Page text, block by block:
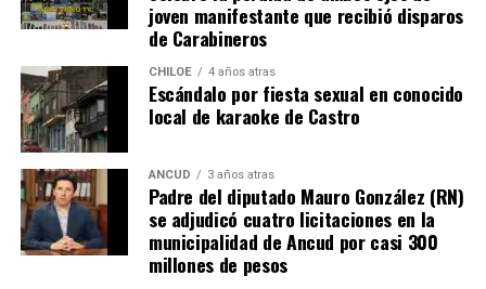
Voces al unísono se escuchan y se repiten en redes
sociales, el pedido de donar ese excedente al Dante Jara
resuena desde todo Chiloé, cuna del apoyo recibido por
parte de Camila Gómez, hasta nuestro lejano norte. Es
que, a diferencia del conocido dicho, en este caso, todos
los caminos conducen a… La Moneda y, mientras se
espera ese gesto por parte de la madre del pequeño
Tomás, los pasos siguen quemando los pies de Fernando
en pos de que cada kilómetro recorrido, signifique más
que una llegada a Santiago, un arribo a la cura de su hijo
joven manifestante que recibió disparos
de Carabineros
CHILOE 4 años atras
Escándalo por fiesta sexual en conocido
local de karaoke de Castro
ANCUD 3 años atras
Padre del diputado Mauro González (RN)
se adjudicó cuatro licitaciones en la
municipalidad de Ancud por casi 300
millones de pesos